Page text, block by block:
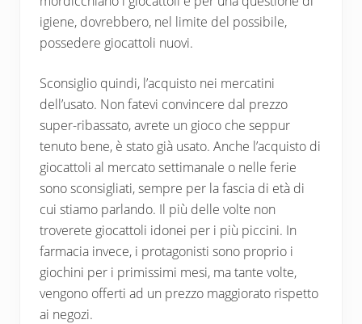
igiene, dovrebbero, nel limite del possibile,
possedere giocattoli nuovi.
Sconsiglio quindi, l’acquisto nei mercatini
dell’usato. Non fatevi convincere dal prezzo
super-ribassato, avrete un gioco che seppur
tenuto bene, è stato già usato. Anche l’acquisto di
giocattoli al mercato settimanale o nelle ferie
sono sconsigliati, sempre per la fascia di età di
cui stiamo parlando. Il più delle volte non
troverete giocattoli idonei per i più piccini. In
farmacia invece, i protagonisti sono proprio i
giochini per i primissimi mesi, ma tante volte,
vengono offerti ad un prezzo maggiorato rispetto
ai negozi.